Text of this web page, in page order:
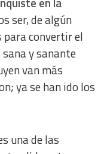
ser, de algún
para convertir el
y sanante
van más
ya se han ido los
una de las